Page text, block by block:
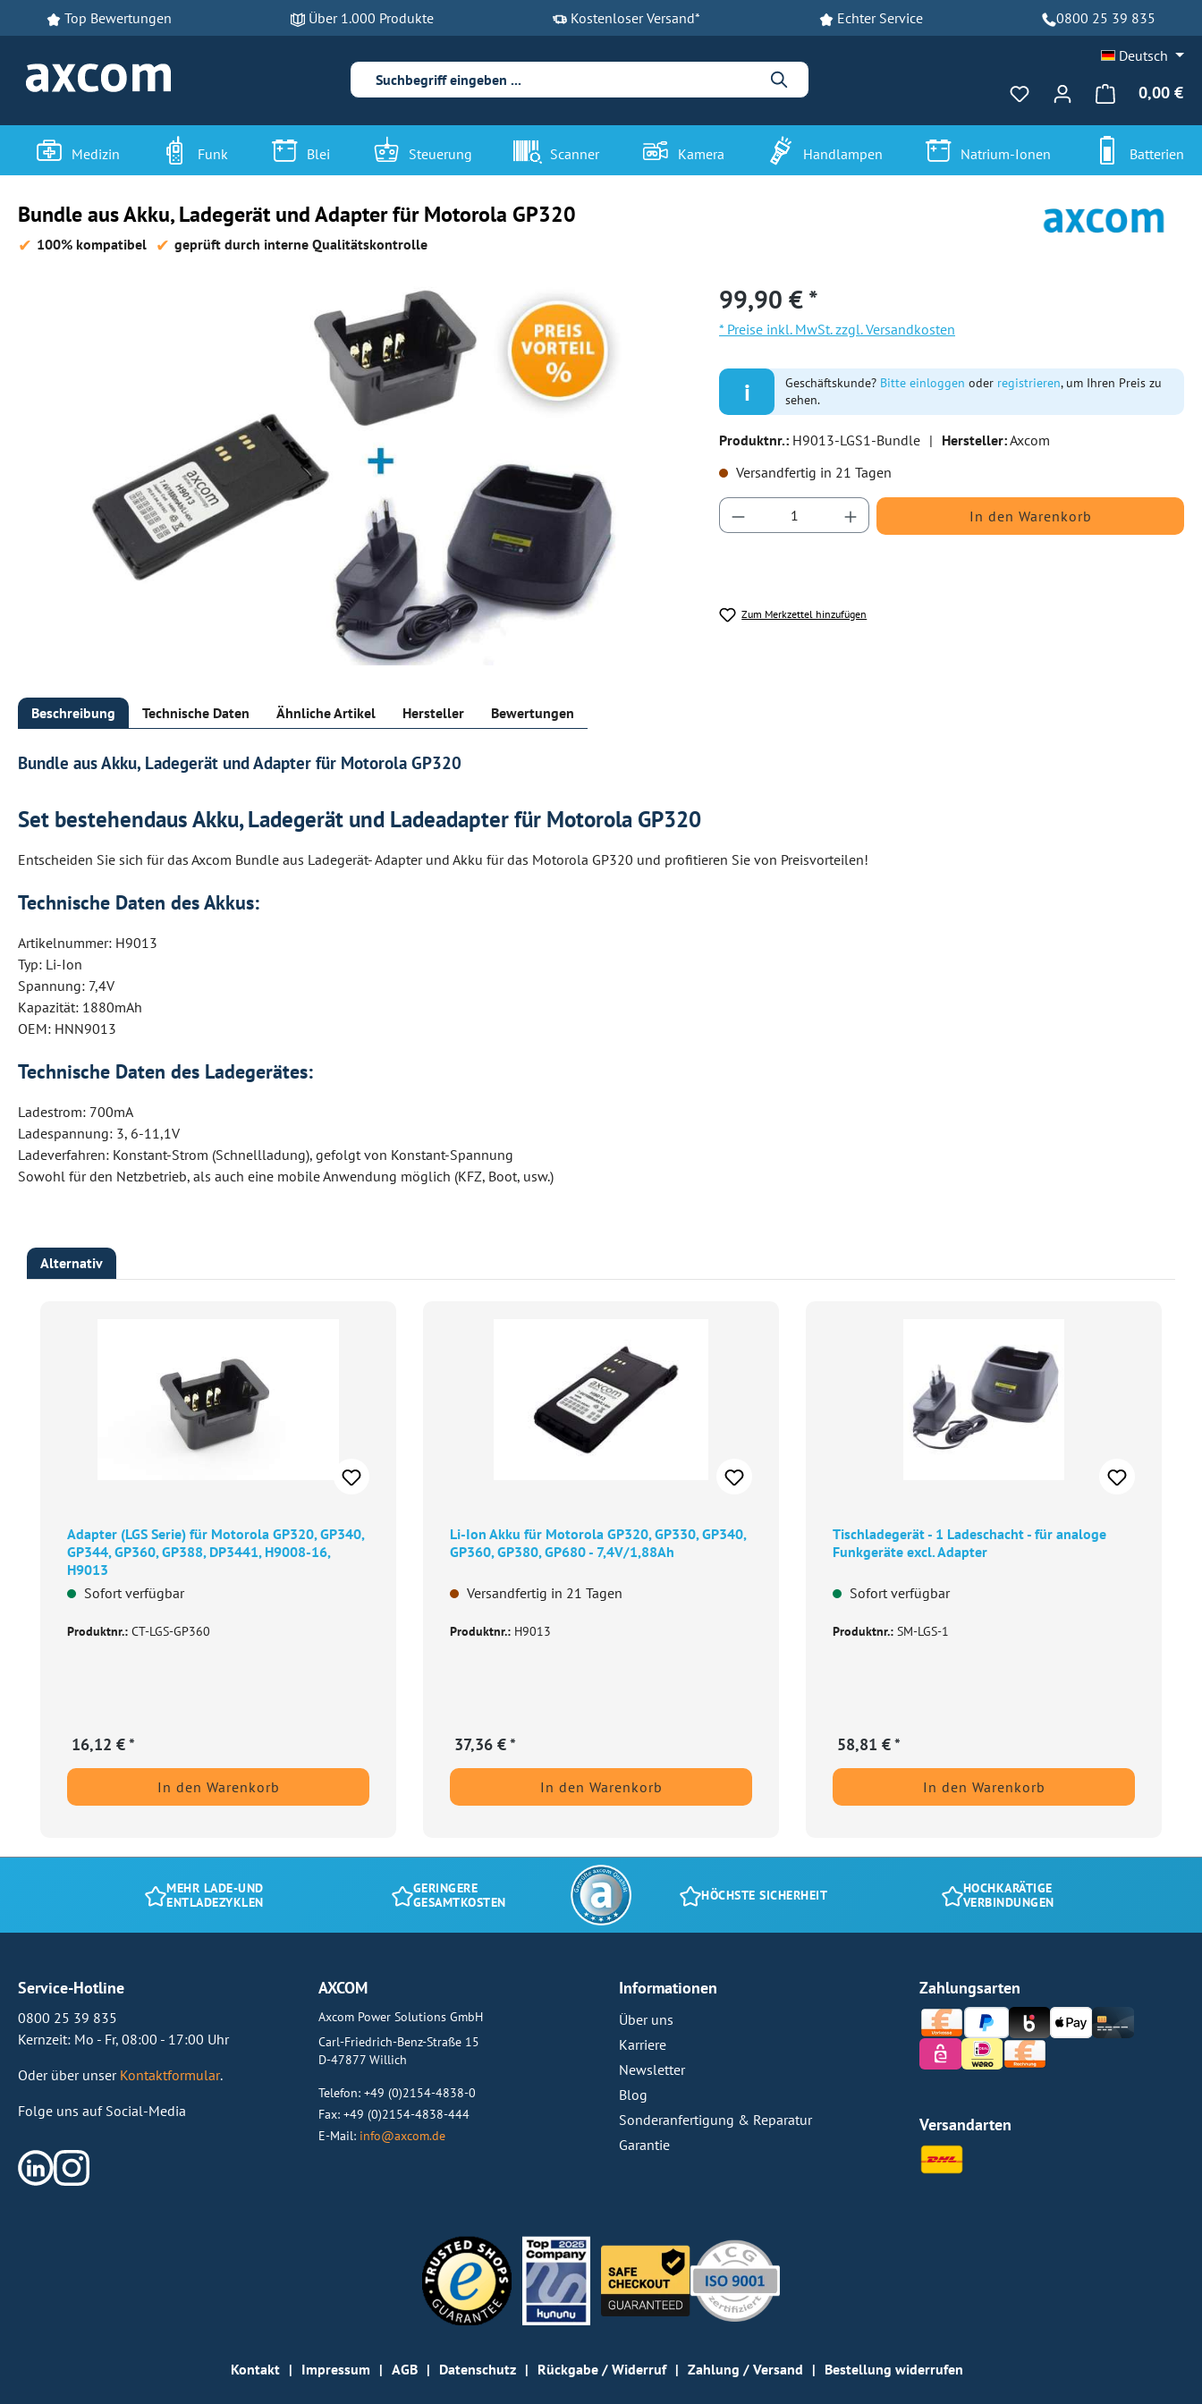
Hauptinhalt springen
Zur Suche springen
Zur Hauptnavigation springen
Top Bewertungen Über 1.000 Produkte Kostenloser Versand* Echter Service 0800 25 39 835
Deutsch
Du hast 0 Produkte auf
0,00 €
Medizin Funk Blei Steuerung Scanner Kamera Handlampen Natrium-Ionen Batterien
Bundle aus Akku, Ladegerät und Adapter für Motorola GP320
100% kompatibel geprüft durch interne Qualitätskontrolle
99,90 € *
* Preise inkl. MwSt. zzgl. Versandkosten
i Geschäftskunde? Bitte einloggen oder registrieren, um Ihren Preis zu
sehen.
Produktnr.: H9013-LGS1-Bundle | Hersteller:Axcom
Versandfertig in 21 Tagen
Produkt Anzahl: Gib den gewünschten Wert ein
In den Warenkorb
Zum Merkzettel hinzufügen
Beschreibung Technische Daten Ähnliche Artikel Hersteller Bewertungen
Bundle aus Akku, Ladegerät und Adapter für Motorola GP320
Set bestehendaus Akku, Ladegerät und Ladeadapter für Motorola GP320
Entscheiden Sie sich für das Axcom Bundle aus Ladegerät- Adapter und Akku für das Motorola GP320 und profitieren Sie von Preisvorteilen!
Technische Daten des Akkus:
Artikelnummer: H9013
Typ: Li-Ion
Spannung: 7,4V
Kapazität: 1880mAh
OEM: HNN9013
Technische Daten des Ladegerätes:
Ladestrom: 700mA
Ladespannung: 3, 6-11,1V
Ladeverfahren: Konstant-Strom (Schnellladung), gefolgt von Konstant-Spannung
Sowohl für den Netzbetrieb, als auch eine mobile Anwendung möglich (KFZ, Boot, usw.)
Alternativ
Adapter (LGS Serie) für Motorola GP320, GP340,
GP344, GP360, GP388, DP3441, H9008-16,
H9013
Sofort verfügbar
Produktnr.: CT-LGS-GP360
16,12 € *
In den Warenkorb
Li-Ion Akku für Motorola GP320, GP330, GP340,
GP360, GP380, GP680 - 7,4V/1,88Ah
Versandfertig in 21 Tagen
Produktnr.: H9013
37,36 € *
In den Warenkorb
Tischladegerät - 1 Ladeschacht - für analoge
Funkgeräte excl. Adapter
Sofort verfügbar
Produktnr.: SM-LGS-1
58,81 € *
In den Warenkorb
MEHR LADE-UND
ENTLADEZYKLEN
GERINGERE
GESAMTKOSTEN
HÖCHSTE SICHERHEIT
HOCHKARÄTIGE
VERBINDUNGEN
Service-Hotline
0800 25 39 835
Kernzeit: Mo - Fr, 08:00 - 17:00 Uhr
Oder über unser Kontaktformular.
Folge uns auf Social-Media
AXCOM
Axcom Power Solutions GmbH
Carl-Friedrich-Benz-Straße 15
D-47877 Willich
Telefon: +49 (0)2154-4838-0
Fax: +49 (0)2154-4838-444
E-Mail: info@axcom.de
Informationen
Über uns
Karriere
Newsletter
Blog
Sonderanfertigung & Reparatur
Garantie
Zahlungsarten
Versandarten
Kontakt Impressum AGB Datenschutz Rückgabe / Widerruf Zahlung / Versand Bestellung widerrufen